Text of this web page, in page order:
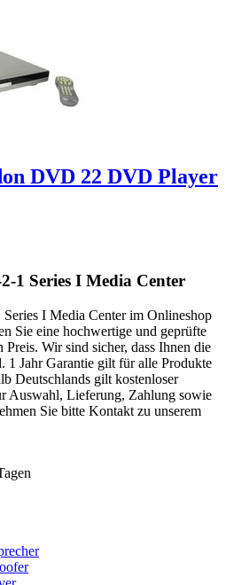
DVD 22 DVD Player
1 Series I Media Center
I Media Center im Onlineshop
Sie eine hochwertige und geprüfte
Preis. Wir sind sicher, dass Ihnen die
1 Jahr Garantie gilt für alle Produkte
Deutschlands gilt kostenloser
Auswahl, Lieferung, Zahlung sowie
Sie bitte Kontakt zu unserem